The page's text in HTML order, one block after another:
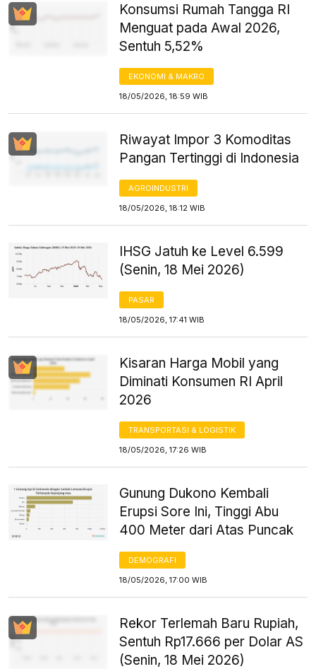
Konsumsi Rumah Tangga RI
Menguat pada Awal 2026,
Sentuh 5,52%
EKONOMI & MAKRO
18/05/2026, 18:59 WIB
Riwayat Impor 3 Komoditas
Pangan Tertinggi di Indonesia
AGROINDUSTRI
18/05/2026, 18:12 WIB
IHSG Jatuh ke Level 6.599
(Senin, 18 Mei 2026)
PASAR
18/05/2026, 17:41 WIB
Kisaran Harga Mobil yang
Diminati Konsumen RI April
2026
TRANSPORTASI & LOGISTIK
18/05/2026, 17:26 WIB
Gunung Dukono Kembali
Erupsi Sore Ini, Tinggi Abu
400 Meter dari Atas Puncak
DEMOGRAFI
18/05/2026, 17:00 WIB
Rekor Terlemah Baru Rupiah,
Sentuh Rp17.666 per Dolar AS
(Senin, 18 Mei 2026)